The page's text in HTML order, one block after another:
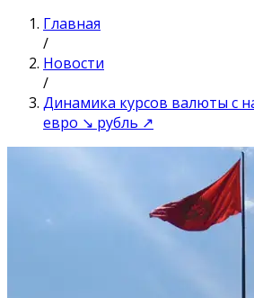
Главная
/
Новости
/
Динамика курсов валюты с
евро ↘ рубль ↗